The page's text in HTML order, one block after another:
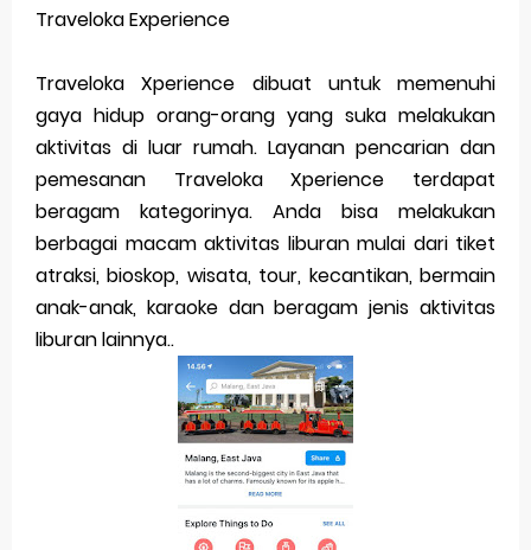
Apple Watch Series 10 vs Samsung Galaxy Watch 7
Sunday, 9 August
Traveloka Experience
Traveloka Xperience dibuat untuk memenuhi
gaya hidup orang-orang yang suka melakukan
aktivitas di luar rumah. Layanan pencarian dan
pemesanan Traveloka Xperience terdapat
beragam kategorinya. Anda bisa melakukan
berbagai macam aktivitas liburan mulai dari tiket
atraksi, bioskop, wisata, tour, kecantikan, bermain
anak-anak, karaoke dan beragam jenis aktivitas
liburan lainnya..